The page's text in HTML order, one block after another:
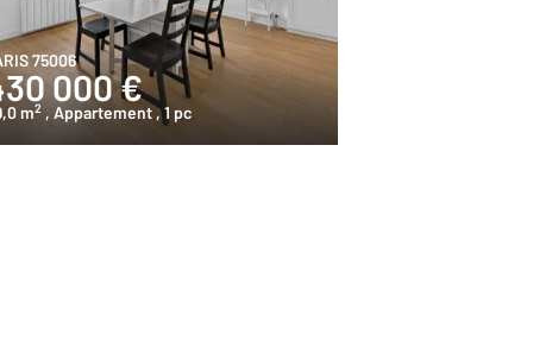
75006
000 €
m2 , Appartement, 1 pc